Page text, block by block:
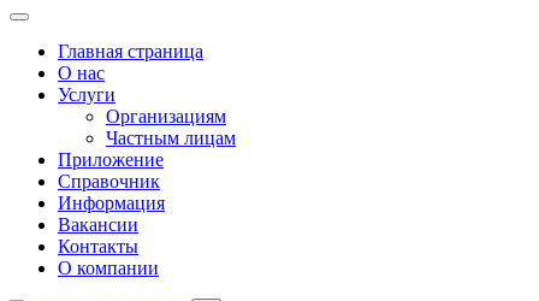
Главная страница
О нас
Услуги
Организациям
Частным лицам
Приложение
Справочник
Информация
Вакансии
Контакты
О компании